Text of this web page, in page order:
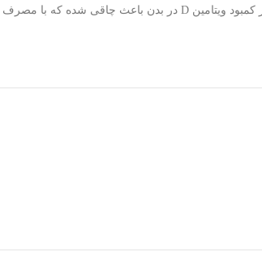
و در آخر کمبود ویتامین D در بدن باعث چاقی شده که با مصرف